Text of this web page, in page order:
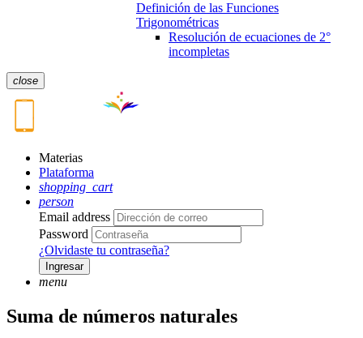
Definición de las Funciones
Trigonométricas
Resolución de ecuaciones de 2°
incompletas
close
Materias
Plataforma
shopping_cart
person
Email address
Password
¿Olvidaste tu contraseña?
Ingresar
menu
Suma de números naturales